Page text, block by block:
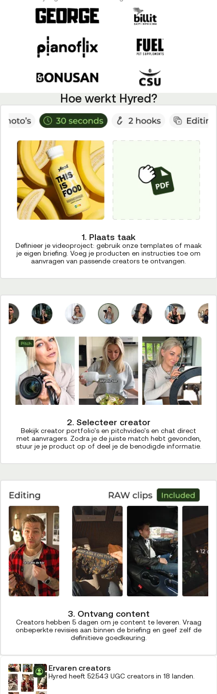
Hoe werkt Hyred?
1. Plaats taak
Definieer je videoproject: gebruik onze templates of maak
je eigen briefing. Voeg je producten en instructies toe om
aanvragen van passende creators te ontvangen.
2. Selecteer creator
Bekijk creator portfolio's en pitchvideo's en chat direct
met aanvragers. Zodra je de juiste match hebt gevonden,
stuur je je product op of deel je de benodigde informatie.
3. Ontvang content
Creators hebben 5 dagen om je content te leveren. Vraag
onbeperkte revisies aan binnen de briefing en geef zelf de
definitieve goedkeuring.
Ervaren creators
Hyred heeft 52.543 UGC creators in 18 landen.